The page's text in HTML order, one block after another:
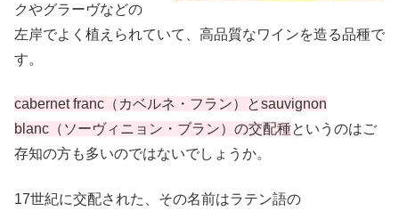
クやグラーヴなどの
左岸でよく植えられていて、高品質なワインを造る品種で
す。
cabernet franc（カベルネ・フラン）とsauvignon
blanc（ソーヴィニョン・ブラン）の交配種というのはご
存知の方も多いのではないでしょうか。
17世紀に交配された、その名前はラテン語の